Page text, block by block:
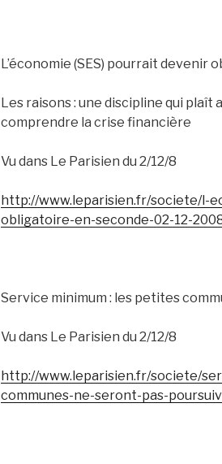
L’économie (SES) pourrait devenir
Les raisons : une discipline qui plaît
comprendre la crise financière
Vu dans Le Parisien du 2/12/8
http://www.leparisien.fr/societe/l-
obligatoire-en-seconde-02-12-
Service minimum : les petites
Vu dans Le Parisien du 2/12/8
http://www.leparisien.fr/societe/
communes-ne-seront-pas-